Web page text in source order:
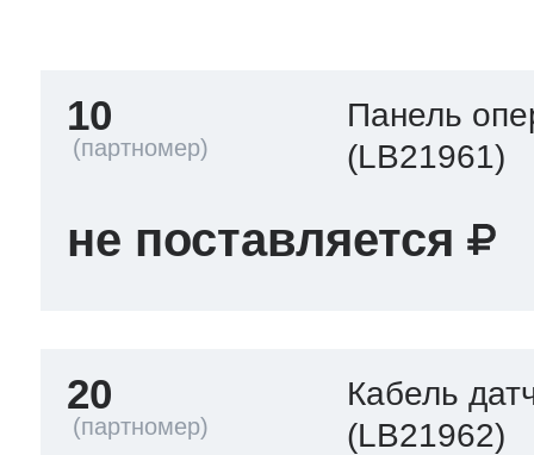
морозилок
10
Панель
(LB21961)
не поставляется
20
Кабель
(LB21962)